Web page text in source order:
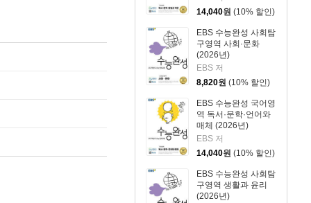
14,040원 (10% 할인)
EBS 수능완성 사회탐
구영역 사회·문화
(2026년)
EBS 저
8,820원 (10% 할인)
EBS 수능완성 국어영
역 독서·문학·언어와
매체 (2026년)
EBS 저
14,040원 (10% 할인)
EBS 수능완성 사회탐
구영역 생활과 윤리
(2026년)